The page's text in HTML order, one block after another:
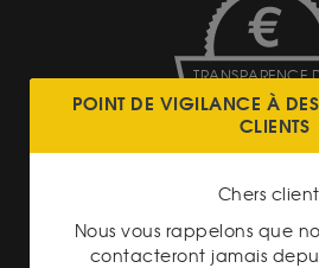
TRANSPARENCE
PRIX
POINT DE VIGILANCE À
CLIENTS
Chers
Nous vous rappelons que
contacteront jamais